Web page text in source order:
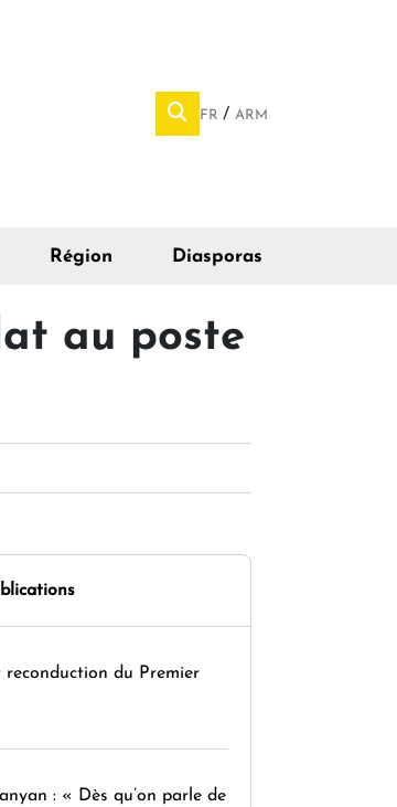
FR ARM
Région Diasporas
au poste
reconduction du Premier
: « Dès qu’on parle de